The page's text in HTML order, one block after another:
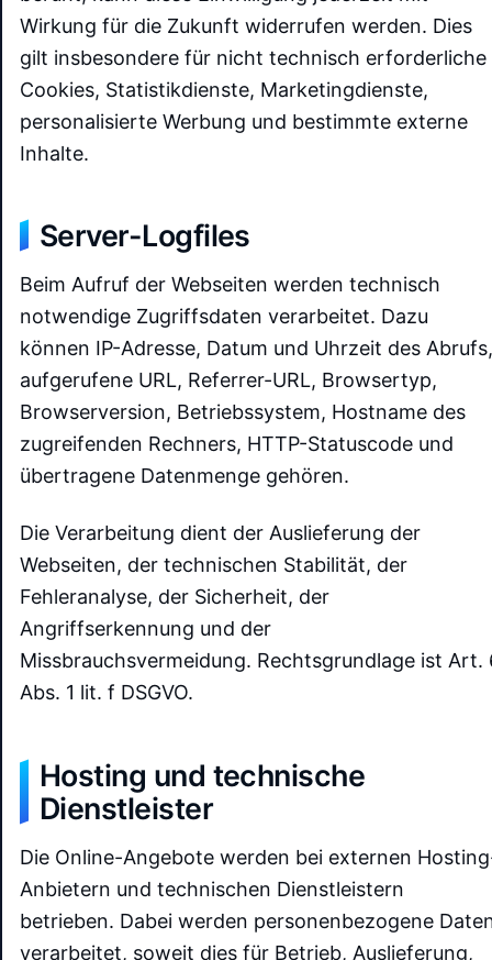
Wirkung für die Zukunft widerrufen werden. Dies
gilt insbesondere für nicht technisch erforderliche
Cookies, Statistikdienste, Marketingdienste,
personalisierte Werbung und bestimmte externe
Inhalte.
Server-Logfiles
Beim Aufruf der Webseiten werden technisch
notwendige Zugriffsdaten verarbeitet. Dazu
können IP-Adresse, Datum und Uhrzeit des Abrufs,
aufgerufene URL, Referrer-URL, Browsertyp,
Browserversion, Betriebssystem, Hostname des
zugreifenden Rechners, HTTP-Statuscode und
übertragene Datenmenge gehören.
Die Verarbeitung dient der Auslieferung der
Webseiten, der technischen Stabilität, der
Fehleranalyse, der Sicherheit, der
Angriffserkennung und der
Missbrauchsvermeidung. Rechtsgrundlage ist Art.
Abs. 1 lit. f DSGVO.
Hosting und technische
Dienstleister
Die Online-Angebote werden bei externen
Anbietern und technischen Dienstleistern
betrieben. Dabei werden personenbezogene
verarbeitet, soweit dies für Betrieb, Auslieferung,